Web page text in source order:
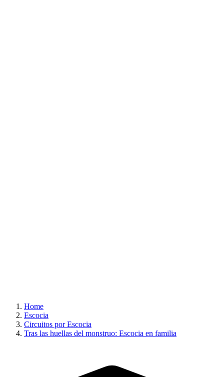
Home
Escocia
Circuitos por Escocia
Tras las huellas del monstruo: Escocia en familia